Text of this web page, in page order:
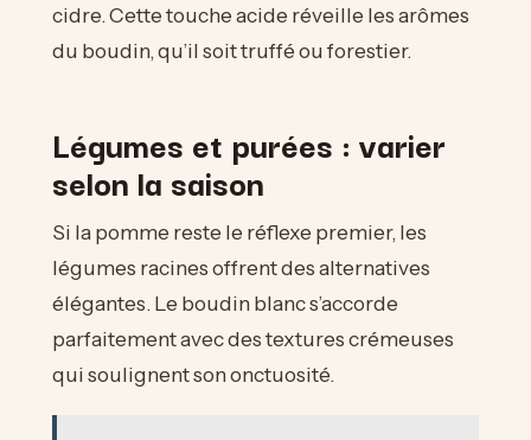
cidre. Cette touche acide réveille les arômes
du boudin, qu’il soit truffé ou forestier.
Légumes et purées : varier
selon la saison
Si la pomme reste le réflexe premier, les
légumes racines offrent des alternatives
élégantes. Le boudin blanc s’accorde
parfaitement avec des textures crémeuses
qui soulignent son onctuosité.